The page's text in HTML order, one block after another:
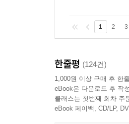
1 2 3
한줄평 (124건)
1,000원 이상 구매 후 한
eBook은 다운로드 후 작
클래스는 첫번째 회차 주
eBook 페이백, CD/LP,